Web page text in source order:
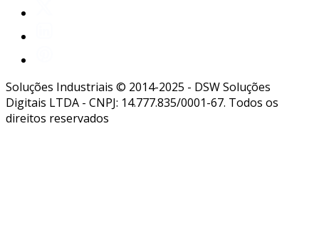
Soluções Industriais © 2014-2025 - DSW Soluções
Digitais LTDA - CNPJ: 14.777.835/0001-67. Todos os
direitos reservados